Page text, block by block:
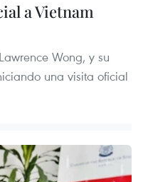
a Vietnam
Wong, y su
una visita oficial